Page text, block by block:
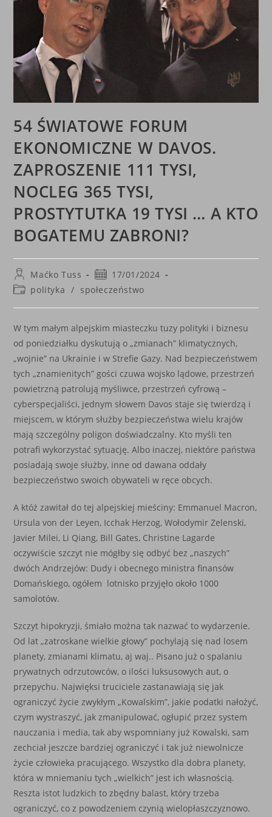
54 ŚWIATOWE FORUM
EKONOMICZNE W DAVOS.
ZAPROSZENIE 111 TYSI,
NOCLEG 365 TYSI,
PROSTYTUTKA 19 TYSI … A KTO
BOGATEMU ZABRONI?
Post
author:
Maćko Tuss
Post
published:
17/01/2024
Postpolityka / społeczeństwo
W tym małym alpejskim miasteczku tuzy polityki i biznesu
od poniedziałku dyskutują o „zmianach” klimatycznych,
„wojnie” na Ukrainie i w Strefie Gazy. Nad bezpieczeństwem
tych „znamienitych” gości czuwa wojsko lądowe, przestrzeń
powietrzną patrolują myśliwce, przestrzeń cyfrową –
cyberspecjaliści, jednym słowem Davos staje się twierdzą i
miejscem, w którym służby bezpieczeństwa wielu krajów
mają szczególny poligon doświadczalny. Kto myśli ten
potrafi wykorzystać sytuację. Albo inaczej, niektóre państwa
posiadają swoje służby, inne od dawana oddały
bezpieczeństwo swoich obywateli w ręce obcych.
A któż zawitał do tej alpejskiej mieściny: Emmanuel Macron,
Ursula von der Leyen, Icchak Herzog, Wołodymir Zelenski,
Javier Milei, Li Qiang, Bill Gates, Christine Lagarde
oczywiście szczyt nie mógłby się odbyć bez „naszych”
dwóch Andrzejów: Dudy i obecnego ministra finansów
Domańskiego, ogółem lotnisko przyjęło około 1000
samolotów.
Szczyt hipokryzji, śmiało można tak nazwać to wydarzenie.
Od lat „zatroskane wielkie głowy” pochylają się nad losem
planety, zmianami klimatu, aj waj.. Pisano już o spalaniu
prywatnych odrzutowców, o ilości luksusowych aut, o
przepychu. Najwięksi truciciele zastanawiają się jak
ograniczyć życie zwykłym „Kowalskim”, jakie podatki nałożyć,
czym wystraszyć, jak zmanipulować, ogłupić przez system
nauczania i media, tak aby wspomniany już Kowalski, sam
zechciał jeszcze bardziej ograniczyć i tak już niewolnicze
życie człowieka pracującego. Wszystko dla dobra planety,
która w mniemaniu tych „wielkich” jest ich własnością.
Reszta istot ludzkich to zbędny balast, który trzeba
ograniczyć, co z powodzeniem czynią wielopłaszczyznowo.